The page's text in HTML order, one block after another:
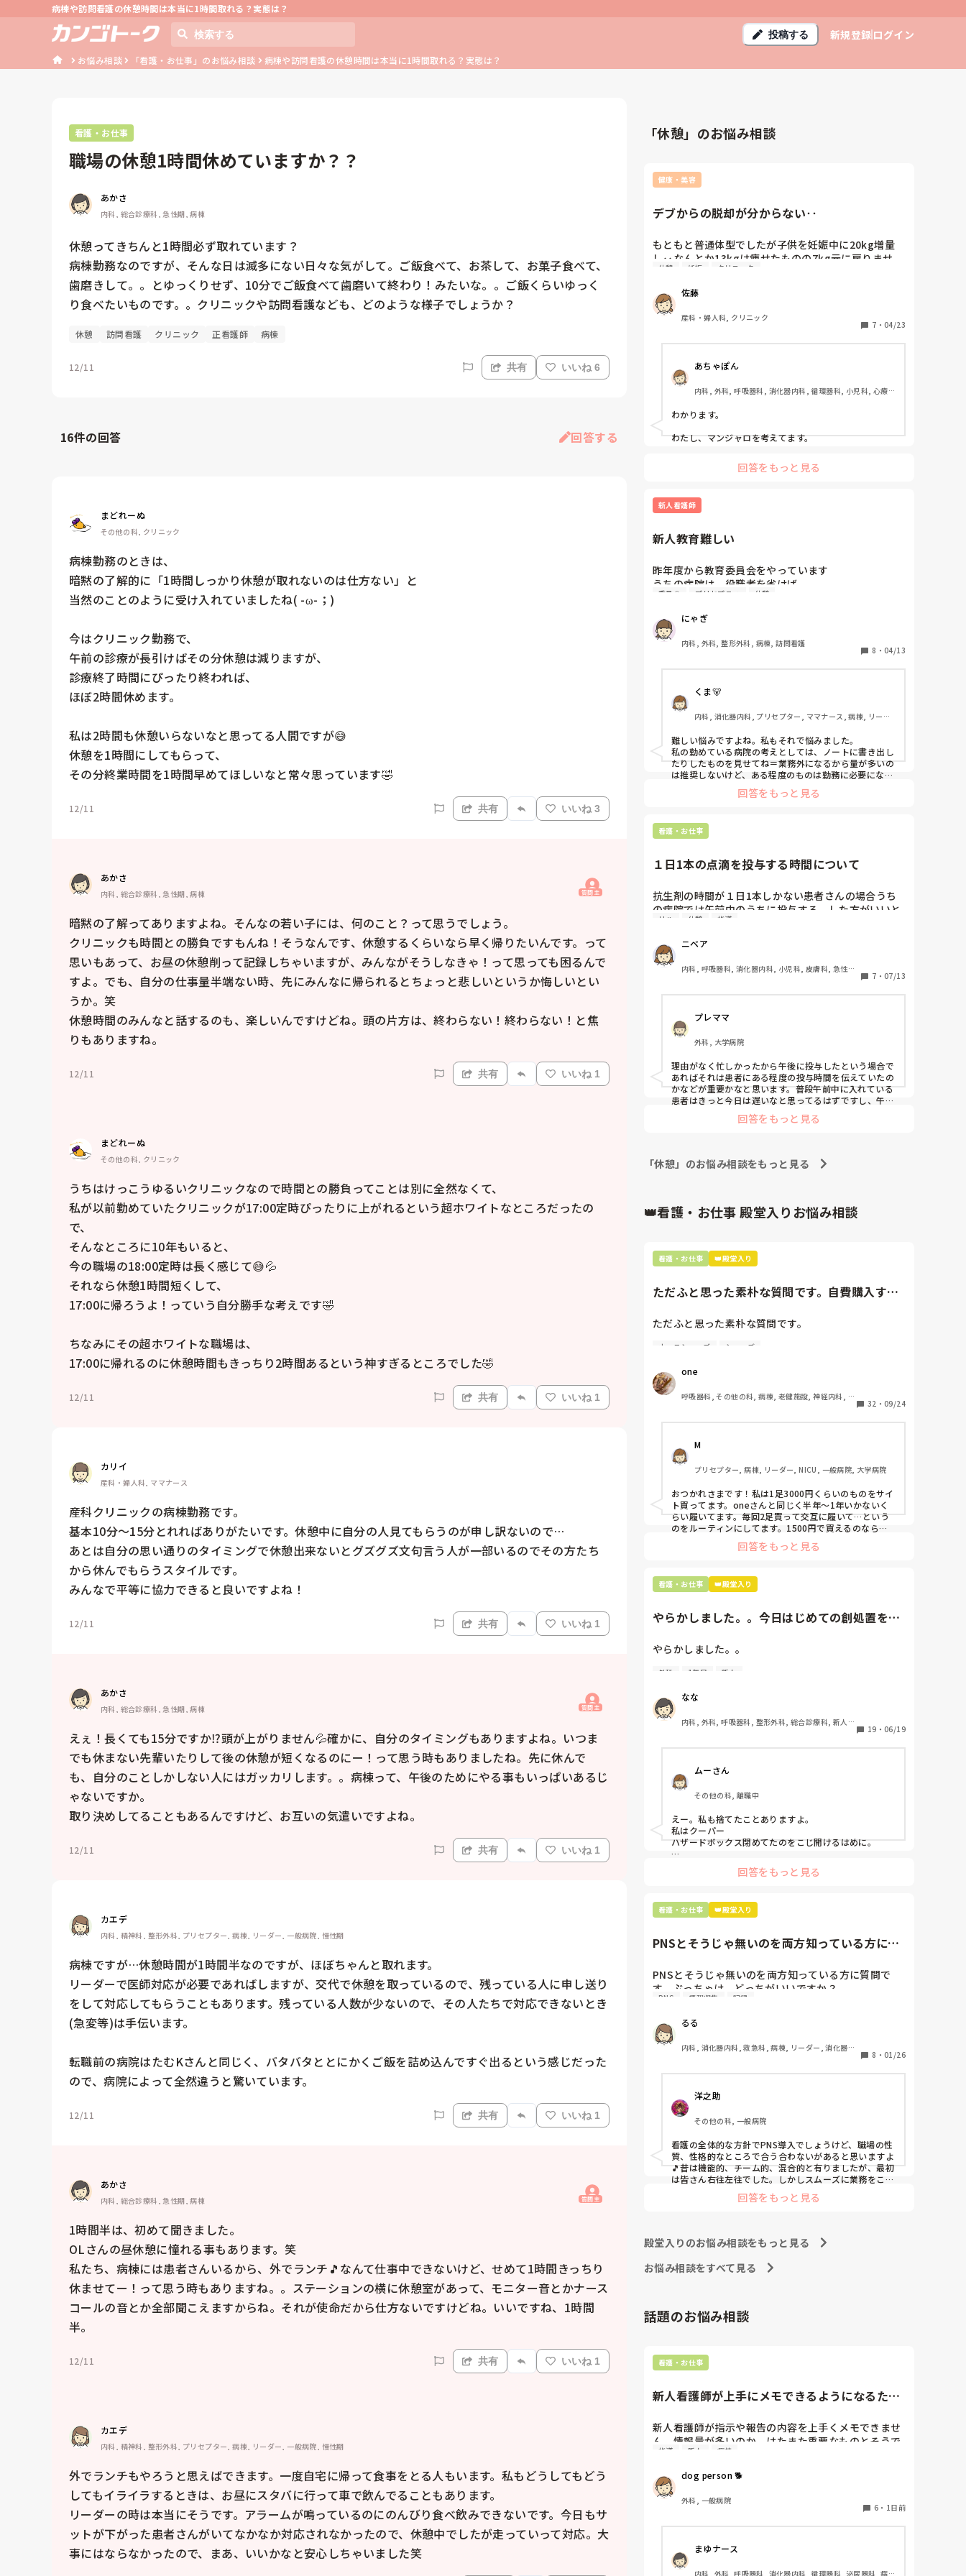
病棟や訪問看護の休憩時間は本当に1時間取れる？実態は？
投稿する 新規登録ログイン
お悩み相談 「看護・お仕事」のお悩み相談 病棟や訪問看護の休憩時間は本当に1時間取れる？実態は？
看護・お仕事
職場の休憩1時間休めていますか？？
あかさ
内科, 総合診療科, 急性期, 病棟
休憩ってきちんと1時間必ず取れています？
病棟勤務なのですが、そんな日は滅多にない日々な気がして。ご飯食べて、お茶して、お菓子食べて、
歯磨きして。。とゆっくりせず、10分でご飯食べて歯磨いて終わり！みたいな。。ご飯くらいゆっく
り食べたいものです。。クリニックや訪問看護なども、どのような様子でしょうか？
休憩 訪問看護 クリニック 正看護師 病棟
12/11 共有 いいね 6
16件の回答 回答する
まどれーぬ
その他の科, クリニック
病棟勤務のときは、
暗黙の了解的に「1時間しっかり休憩が取れないのは仕方ない」と
当然のことのように受け入れていましたね( -ω-；)
今はクリニック勤務で、
午前の診療が長引けばその分休憩は減りますが、
診療終了時間にぴったり終われば、
ほぼ2時間休めます。
私は2時間も休憩いらないなと思ってる人間ですが😅
休憩を1時間にしてもらって、
その分終業時間を1時間早めてほしいなと常々思っています🤣
12/11 共有 いいね 3
あかさ
内科, 総合診療科, 急性期, 病棟 質問主
暗黙の了解ってありますよね。そんなの若い子には、何のこと？って思うでしょう。
クリニックも時間との勝負ですもんね！そうなんです、休憩するくらいなら早く帰りたいんです。って
思いもあって、お昼の休憩削って記録しちゃいますが、みんながそうしなきゃ！って思っても困るんで
すよ。でも、自分の仕事量半端ない時、先にみんなに帰られるとちょっと悲しいというか悔しいとい
うか。笑
休憩時間のみんなと話するのも、楽しいんですけどね。頭の片方は、終わらない！終わらない！と焦
りもありますね。
12/11 共有 いいね 1
まどれーぬ
その他の科, クリニック
うちはけっこうゆるいクリニックなので時間との勝負ってことは別に全然なくて、
私が以前勤めていたクリニックが17:00定時ぴったりに上がれるという超ホワイトなところだったの
で、
そんなところに10年もいると、
今の職場の18:00定時は長く感じて😅💦
それなら休憩1時間短くして、
17:00に帰ろうよ！っていう自分勝手な考えです🤣
ちなみにその超ホワイトな職場は、
17:00に帰れるのに休憩時間もきっちり2時間あるという神すぎるところでした🤣
12/11 共有 いいね 1
カリイ
産科・婦人科, ママナース
産科クリニックの病棟勤務です。
基本10分〜15分とれればありがたいです。休憩中に自分の人見てもらうのが申し訳ないので…
あとは自分の思い通りのタイミングで休憩出来ないとグズグズ文句言う人が一部いるのでその方たち
から休んでもらうスタイルです。
みんなで平等に協力できると良いですよね！
12/11 共有 いいね 1
あかさ
内科, 総合診療科, 急性期, 病棟 質問主
えぇ！長くても15分ですか⁉️頭が上がりません💦確かに、自分のタイミングもありますよね。いつま
でも休まない先輩いたりして後の休憩が短くなるのにー！って思う時もありましたね。先に休んで
も、自分のことしかしない人にはガッカリします。。病棟って、午後のためにやる事もいっぱいあるじ
ゃないですか。
取り決めしてることもあるんですけど、お互いの気遣いですよね。
12/11 共有 いいね 1
カエデ
内科, 精神科, 整形外科, プリセプター, 病棟, リーダー, 一般病院, 慢性期
病棟ですが…休憩時間が1時間半なのですが、ほぼちゃんと取れます。
リーダーで医師対応が必要であればしますが、交代で休憩を取っているので、残っている人に申し送り
をして対応してもらうこともあります。残っている人数が少ないので、その人たちで対応できないとき
(急変等)は手伝います。
転職前の病院はたむKさんと同じく、バタバタととにかくご飯を詰め込んですぐ出るという感じだった
ので、病院によって全然違うと驚いています。
12/11 共有 いいね 1
あかさ
内科, 総合診療科, 急性期, 病棟 質問主
1時間半は、初めて聞きました。
OLさんの昼休憩に憧れる事もあります。笑
私たち、病棟には患者さんいるから、外でランチ🎵なんて仕事中できないけど、せめて1時間きっちり
休ませてー！って思う時もありますね。。ステーションの横に休憩室があって、モニター音とかナース
コールの音とか全部聞こえますからね。それが使命だから仕方ないですけどね。いいですね、1時間
半。
12/11 共有 いいね 1
カエデ
内科, 精神科, 整形外科, プリセプター, 病棟, リーダー, 一般病院, 慢性期
外でランチもやろうと思えばできます。一度自宅に帰って食事をとる人もいます。私もどうしてもどう
してもイライラするときは、お昼にスタバに行って車で飲んでることもあります。
リーダーの時は本当にそうです。アラームが鳴っているのにのんびり食べ飲みできないです。今日もサ
ットが下がった患者さんがいてなかなか対応されなかったので、休憩中でしたが走っていって対応。大
事にはならなかったので、まあ、いいかなと安心しちゃいました笑
「休憩」のお悩み相談
健康・美容
デブからの脱却が分からない‥
もともと普通体型でしたが子供を妊娠中に20kg増量
し‥なんとか13kgは痩せたものの7kg元に戻りませ
ん。
恥ずかしい話、最近は自分の贅肉が邪魔で動きにも支
障が出てきたので本気で痩せないといけないと感じ始
めました。。
職場のクリニックにも常におやつが用意されており4
おやつを食べています💦（同僚みんなと）
料理が好きなので子供達に手作りおやつを作ることが
多く一緒になって食べています。
いい加減、太りすぎて痩せたいのにデブ習慣が抜けず
困っています。。
でいいので痩せたいです。皆さんはお腹が空いた時や
疲労感が強い時どのように工夫されていますか？
で激励のアドバイスをいただけますと幸いです。
休憩 妊娠 クリニック
佐藤
産科・婦人科, クリニック
7 ・ 04/23
あちゃぽん
内科, 外科, 呼吸器科, 消化器内科, 循環器科, 小児科, 心療内
リハビリ科, 総合診療科, 救急科, 超急性期, ICU, CCU,
HCU, その他の科, ママナース, 外来, 神経内科, 脳神経外科,
室, 透析, 検診・健診
わかります。
わたし、マンジャロを考えてます。
回答をもっと見る
新人看護師
新人教育難しい
昨年度から教育委員会をやっています
うちの病院は、役職者を省けば
プリセプティ▶︎プリセプター▶︎エルダー▶︎教育委員と
相談体系があります
人数が整ってないのでエルダーと教育委員は兼務して
ところもあるので実質やっている人は同じですが…
色々な考え方の人がいるのは、時代背景的にも
寛容になっていくべきだと思っているので
残業はしたくない、早くは来ない、着替えも勤務の時
間だ
休憩時間は病棟にいる必要はない、
認知症患者といえど暴言暴力は訴えたい、
何でもかんでもマニュアル化したい、
自分で調べず誰かに聞いてすぐに答えを得たい、
ちょっと指導的に関わったら病みそうですと言われる
…などなど困っていることはたくさんあるのですが
その子たちの気持ちとして受け入れて
叶えられる範囲では叶えてあげたいと思っているので
す
ただ、明日この検査を一緒に見るから、勉強してきて
ね
いわゆる持ち帰り残業に当たると新人の子たちの
何人かが相談してきて、業務時間内に勉強の時間を
作るべきと言う考えのようです
純粋になるほどなぁと思ったのですが
私も学校みたいにまた学習の時間を作るのは、
違うかなぁと思います
新人さんや教育経験者さん
中段くらいに羅列した悩みの内容についてでも
調べてきてね、は持ち帰り残業だという内容に
ついてでもなんでもいいので
思いを聞かせてもらえませんか？
委員会 プリセプティ 休憩
にゃぎ
内科, 外科, 整形外科, 病棟, 訪問看護
8 ・ 04/13
くま🐻
内科, 消化器内科, プリセプター, ママナース, 病棟, リーダ
難しい悩みですよね。私もそれで悩みました。
私の勤めている病院の考えとしては、ノートに書き出し
たりしたものを見せてね＝業務外になるから量が多いの
は推奨しないけど、ある程度のものは勤務に必要になる
から認めるという判断でした！
勉強せずに検査の内容なども全部理解できて介助できる
よね。
勤務時間内に自分の業務を終わらせられて、勉強の時間
えも聞きつつ、でも新人で教えてもらう立場であること
を忘れないでほしいなぁ。と思いますね😓
回答をもっと見る
看護・お仕事
１日1本の点滴を投与する時間について
抗生剤の時間が１日1本しかない患者さんの場合うち
の病院では午前中のうちに投与する、した方がいいと
言うルール？があります。しかし1年生がいつ行って
今まで午前中に投与していたのに午後に変えてしまう
とそれまでの血中濃度などが変わってしまうのではと
思うし、何より午後に突然の検査、リハビリ、おむつ
交換、自分の休憩時間などで投与時間が遅くなってし
てしまいました。
先輩方ならばどの様にご指導しますか。
リハ 休憩 指導
ニベア
内科, 呼吸器科, 消化器内科, 小児科, 皮膚科, 急性期,
7 ・ 07/13
プレママ
外科, 大学病院
理由がなく忙しかったから午後に投与したという場合で
あればそれは患者にある程度の投与時間を伝えていたの
かなどが重要かなと思います。普段午前中に入れている
患者はきっと今日は遅いなと思ってるはずですし、午後
イベントがあるのが分かっているならリハの後投与しま
すなどと前もって言っておくことで安心されますし、予
回どこかでの指示であれば数時間程度ならある程度問題
ないかと思います。新人さんは特になぜそれをしたのか
確認するかもしれないですね〜！
回答をもっと見る
「休憩」のお悩み相談をもっと見る
👑看護・お仕事 殿堂入りお悩み相談
看護・お仕事 👑殿堂入り
ただふと思った素朴な質問です。自費購入する
ただふと思った素朴な質問です。
自費購入するナースシューズ(職場で使用してる靴)っ
ますか？
わたしの職場の指定は「白のスニーカー」。
すぐに汚くなるので1,500円は絶対に超えたくない思
た時に買って半年〜1年未満で交換しています。
職場の人が「ナースシューズに3000円以上は出せな
い」って言ってて、わたしの倍額は出せるのか！とび
っくりしたので、世の皆さんはどうなのかなと…🤔
ナースシューズ シューズ
one
呼吸器科, その他の科, 病棟, 老健施設, 神経内科, 一
32 ・ 09/24
M
プリセプター, 病棟, リーダー, NICU, 一般病院, 大学病院
おつかれさまです！私は1足3000円くらいのものをサイ
ト買ってます。oneさんと同じく半年〜1年いかないく
らい履いてます。毎回2足買って交互に履いて…という
のをルーティンにしてます。1500円で買えるのなら私
も絶対そっちにしてると思うので良い買い物されてて羨
ましいです！(笑)回答をもっと見る
看護・お仕事 👑殿堂入り
やらかしました。。今日はじめての創処置をし
やらかしました。。
今日はじめての創処置をしました。
ゴミと一緒に、ノリで鑷子達を捨てました。。
患者に使用した物品は使い捨て、という認識が頭の中
にあって…。
「普通鑷子捨てる！？明らかに使い捨てて良いような
安物じゃないよね？」
「そんなミスした新人、あなたが初めてだよ」
と言われました。。
たしかに、よくよく考えてみれば
手術室で使った物品も全部滅菌して使いまわすし、
滅菌の種類とかも学校で習ったはずなのに
なんで頭回らなかったんだろう😭
市長さんは、
患者さんに迷惑かけたわけじゃないから大丈夫、
と慰めてくれましたが、、
自分が情けなくて情けなくて😭
こんなバカな私をせめて笑い飛ばしてください笑
外科 1年目 新人
なな
内科, 外科, 呼吸器科, 整形外科, 総合診療科, 新人ナ
19 ・ 06/19
ムーさん
その他の科, 離職中
えー。私も捨てたことありますよ。
私はクーパー
ハザードボックス閉めてたのをこじ開けるはめに。
これは私じゃないけど、患者さんのガラケーを洗濯もの
と一緒に出しちゃったり。(これは問題か💦)
回答をもっと見る
看護・お仕事 👑殿堂入り
PNSとそうじゃ無いのを両方知っている方に質
PNSとそうじゃ無いのを両方知っている方に質問で
す。ぶっちゃけ、どっちがいいですか？
その後、PNSを廃止しました。
私は、そのPNSを廃止した病棟からまだPNSをやって
いる病棟に9月に異動してきました。
ぶっちゃけ、新人のレベルにかなりの差が出ているな
色々な病棟に入院したことのある患者さんも、「(私が
異動する前の病棟の方が)新人が患者から見てもよく動
けてたよ」と言っていました。
現病棟はPNSだけれども、結局は忙しくて、新人の面
倒を見てられず、清潔ケアや単純に点滴を繋げてくる
など、簡単な仕事しか新人にさせていませんでした。
PNSを廃止した病棟では、イベントは必ずと言ってい
いほど新人に担当させて、指導者やリーダーが責任持
って指導することで、新人ができることがどんどん増
患者14人とか受け持つことも当たり前な感じです。
朝の情報収集にも時間がかかり、結果、患者のことが
わからないという状況になります。新人も放置される
をした事がなく、やり方がわからない新人さんが、先
言われていて、そんな無茶な…と思いました。
新人さんが可愛そう、と感じることもある反面、ペア
びり記録していて、「(処置を)やったことあるの？無
けても、「記録終わってないんで」と。。。
早く色々覚えたい！という、意欲があまり感じられ
ず…これはPNS云々よりも、その新人の性格かな？と
た。。。時代柄でしょうか？？
私はどちらかといえば、PNSは好きじゃありません。
でもPNSでやれというからには、もっと業務量に見合
PNSもそうじゃないのも経験している方は、どちらの
PNS 情報収集 記録
るる
内科, 消化器内科, 救急科, 病棟, リーダー, 消化器外
8 ・ 01/26
洋之助
その他の科, 一般病院
看護の全体的な方針でPNS導入でしょうけど、職場の性
質、性格的なところで合う合わないがあると思いますよ
🎵昔は機能的、チーム的、混合的と有りましたが、最初
は皆さん右往左往でした。しかしスムーズに業務をこな
してましたよ。勿論、指導する事も😉🆗✨でしたよ🎵ど
うしてもPNSの導入なら皆さんと意見交換を行うべきと
に業務をこなしている人もいます。意欲的でない新人も
昔からいますのでね🎵とどのつまり看護師が自分の仕事
で、昔は良かったよしか言えませんが、今と比べると個
タに出来るでしょうか⁉️物事の良し悪しの批判は簡単で
抱えるのは到底ムリですね🎵ならば皆で抱えましょうね
🎵僕の持論ですけど、頑張って👊😆🎵
回答をもっと見る
殿堂入りのお悩み相談をもっと見る
お悩み相談をすべて見る
話題のお悩み相談
看護・お仕事
新人看護師が上手にメモできるようになるため
新人看護師が指示や報告の内容を上手くメモできませ
ん。情報量が多いのか、はたまた重要なものとそうで
ないものの仕分けができないのか…  肝心な事柄を逃
か？　出来るだけゆっくり指示・報告するよう皆で努
力しています。
指導 新人 病棟
dog person 🐕
外科, 一般病院
6 ・ 1日前
まゆナース
内科, 外科, 呼吸器科, 消化器内科, 循環器科, 泌尿器科, 病